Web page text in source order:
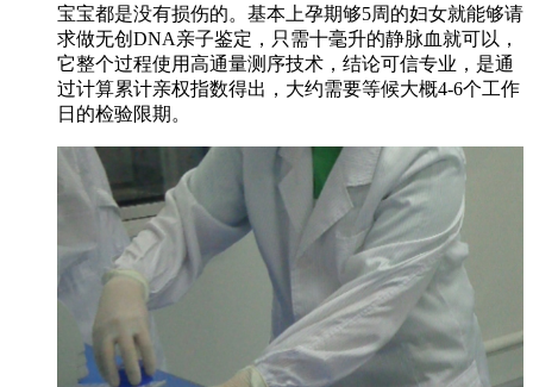
宝宝都是没有损伤的。基本上孕期够5周的妇女就能够请
求做无创DNA亲子鉴定，只需十毫升的静脉血就可以，
它整个过程使用高通量测序技术，结论可信专业，是通
过计算累计亲权指数得出，大约需要等候大概4-6个工作
日的检验限期。